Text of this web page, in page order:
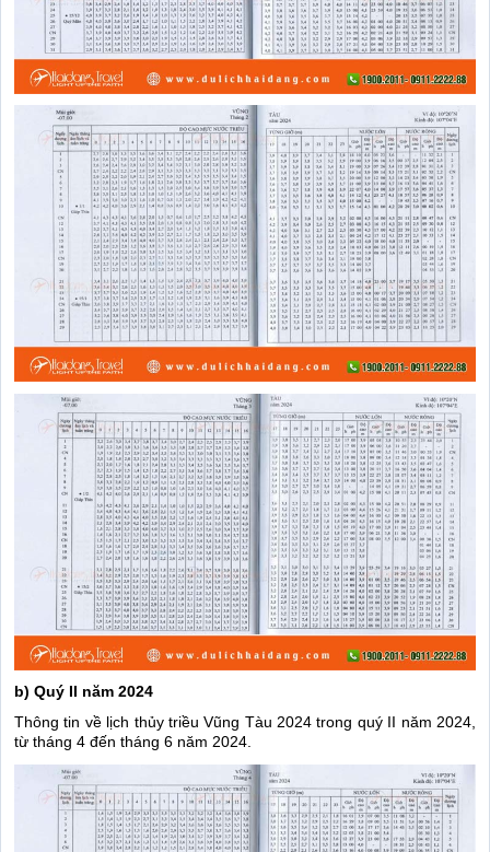
b) Quý II năm 2024
Thông tin về lịch thủy triều Vũng Tàu 2024 trong quý II năm 2024,
từ tháng 4 đến tháng 6 năm 2024.